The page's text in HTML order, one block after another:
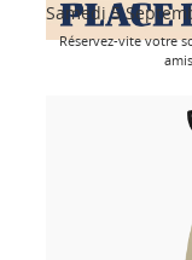
Samedi 5
Réservez-vite votre